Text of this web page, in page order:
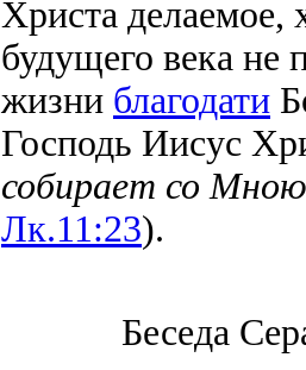
Христа делаемое,
будущего века не
жизни благодати
Господь Иисус
собирает со
Лк.11:23).
Беседа